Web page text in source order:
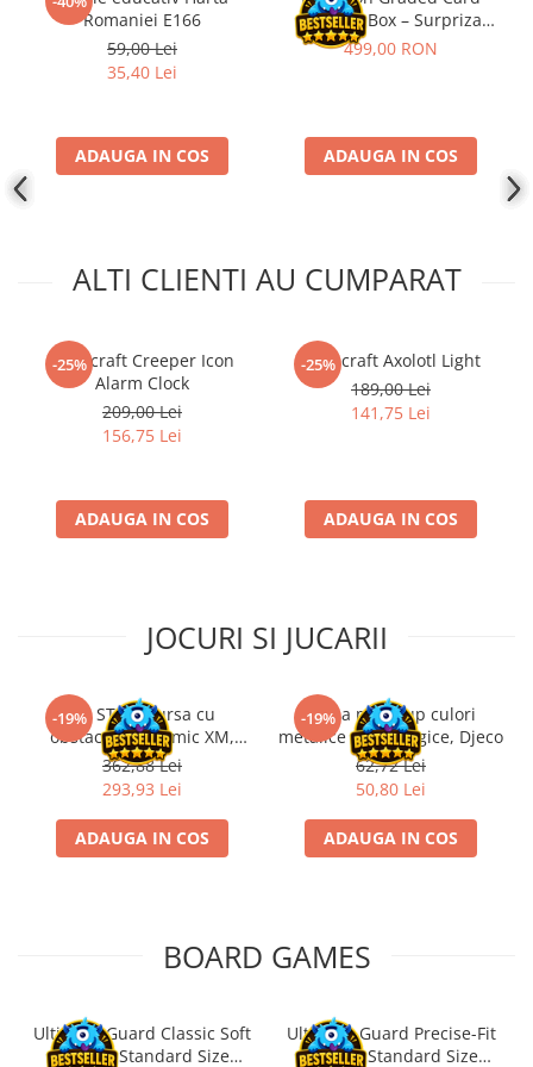
Romaniei E166
59,00 Lei
35,40 Lei
ADAUGA IN COS
Mystery Box – Surpriza
perfecta pentru
499,00 RON
ADAUGA IN COS
ALTI CLIENTI AU CUMPARAT
-25%
Minecraft Creeper Icon
Alarm Clock
209,00 Lei
156,75 Lei
ADAUGA IN COS
-25%
Minecraft Axolotl Light
189,00 Lei
141,75 Lei
ADAUGA IN COS
JOCURI SI JUCARII
-19%Kit STEM Cursa cu
obstacole Dynamic XM,
Fischertechnik
362,88 Lei
293,93 Lei
ADAUGA IN COS
-19%
Trusa make-up culori
metalice non alergice, Djeco
62,72 Lei
50,80 Lei
ADAUGA IN COS
BOARD GAMES
Ultimate Guard Classic Soft
Sleeves Standard Size
Ultimate Guard Precise-Fit
Sleeves Standard Size